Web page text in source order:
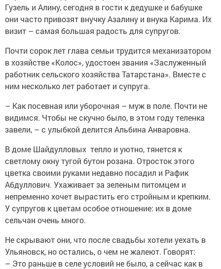
Гузель и Алину, сегодня в гости к дедушке и бабушке
они часто привозят внучку Азалину и внука Карима. Их
визит – самая большая радость для супругов.
Почти сорок лет глава семьи трудится механизатором
в хозяйстве «Колос», удостоен звания «Заслуженный
работник сельского хозяйства Татарстана». Вместе с
ним несколько лет работает и супруга.
– Как посевная или уборочная – муж в поле. Почти не
видимся. Чтобы не скучно было, в этом году теленка
завели, – с улыбкой делится Альбина Анваровна.
В доме Шайдулловых тепло и уютно, тянется к
светлому окну тугой бутон розана. Отросток этого
цветка своими руками недавно посадил и Рафик
Абдуллович. Ухаживает за зеленым питомцем и
непременно хочет вырастить его стройным и крепким.
У супругов к цветам особое отношение: их в доме
сельчан очень много.
Не скрывают они, что после свадьбы хотели ­уехать в
Ульяновск, но остались, о чем не жалеют. ­Говорят:
– Это раньше в селе условий не было, а сейчас как в